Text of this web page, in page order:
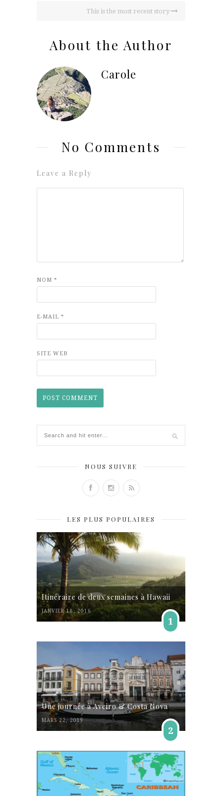
This is the most recent story
About the Author
Carole
No Comments
Leave a Reply
NOM *
E-MAIL *
SITE WEB
NOUS SUIVRE
LES PLUS POPULAIRES
Itinéraire de deux semaines à Hawaii
JANVIER 18, 2016
1
Une journée à Aveiro & Costa Nova
MARS 22, 2019
2